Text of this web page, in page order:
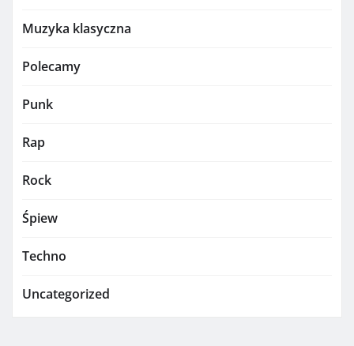
Muzyka klasyczna
Polecamy
Punk
Rap
Rock
Śpiew
Techno
Uncategorized